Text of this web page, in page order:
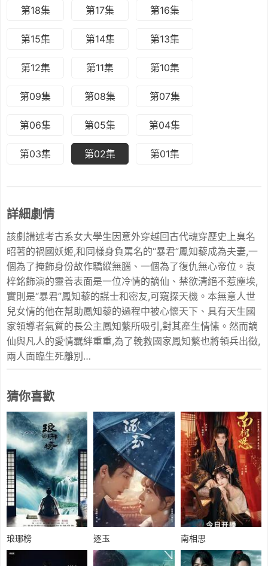
第18集 第17集 第16集
第15集 第14集 第13集
第12集 第11集 第10集
第09集 第08集 第07集
第06集 第05集 第04集
第03集 第02集 第01集
詳細劇情
該劇講述考古系女大學生因意外穿越回古代魂穿歷史上臭名
昭著的禍國妖姬,和同樣身負罵名的“暴君”鳳知藜成為夫妻,一
個為了掩飾身份故作驕縱無腦、一個為了復仇無心帝位。袁
梓銘飾演的靈善表面是一位冷情的謫仙、禁欲清絕不惹塵埃,
實則是“暴君”鳳知藜的謀士和密友,可窺探天機。本無意人世
兒女情的他在幫助鳳知藜的過程中被心懷天下、具有天生國
家領導者氣質的長公主鳳知蘩所吸引,對其產生情愫。然而謫
仙與凡人的愛情羈絆重重,為了輓救國家鳳知蘩也將領兵出徵,
兩人面臨生死離別…
猜你喜歡
琅琊榜 逐玉 南相思